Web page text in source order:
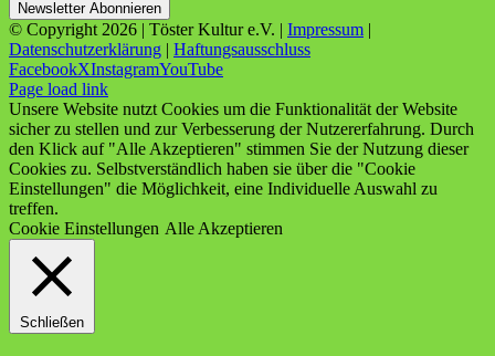
© Copyright 2026 | Töster Kultur e.V. | Impressum |
Datenschutzerklärung | Haftungsausschluss
FacebookXInstagramYouTube
Page load link
Unsere Website nutzt Cookies um die Funktionalität der Website
sicher zu stellen und zur Verbesserung der Nutzererfahrung. Durch
den Klick auf "Alle Akzeptieren" stimmen Sie der Nutzung dieser
Cookies zu. Selbstverständlich haben sie über die "Cookie
Einstellungen" die Möglichkeit, eine Individuelle Auswahl zu
treffen.
Cookie Einstellungen Alle Akzeptieren
Schließen